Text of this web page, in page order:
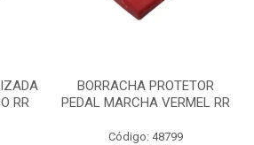
RR
BORRACHA PROTETOR
PEDAL MARCHA VERMEL RR
Código: 48799